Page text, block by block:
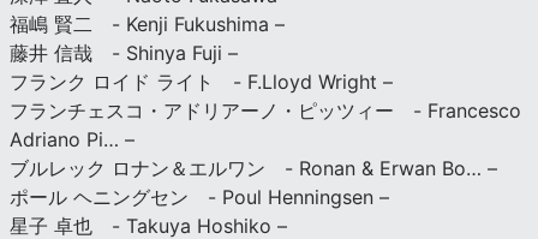
福嶋 賢二 - Kenji Fukushima –
藤井 信哉 - Shinya Fuji –
フランク ロイド ライト - F.Lloyd Wright –
フランチェスコ・アドリアーノ・ピッツィー - Francesco
Adriano Pi… –
ブルレック ロナン＆エルワン - Ronan & Erwan Bo… –
ポール ヘニングセン - Poul Henningsen –
星子 卓也 - Takuya Hoshiko –